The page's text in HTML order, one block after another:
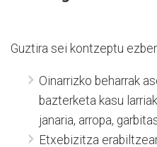
Guztira sei kontzeptu
Oinarrizko beharrak
bazterketa kasu
janaria, arropa,
Etxebizitza